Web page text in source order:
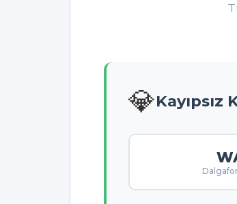
💎Kayıpsız